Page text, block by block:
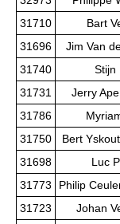
31710
Bart
31696
Jim Van
31740
Stijn
31731
Jerry
31786
31750
Bert
31698
Luc
31773
Philip
31723
Johan